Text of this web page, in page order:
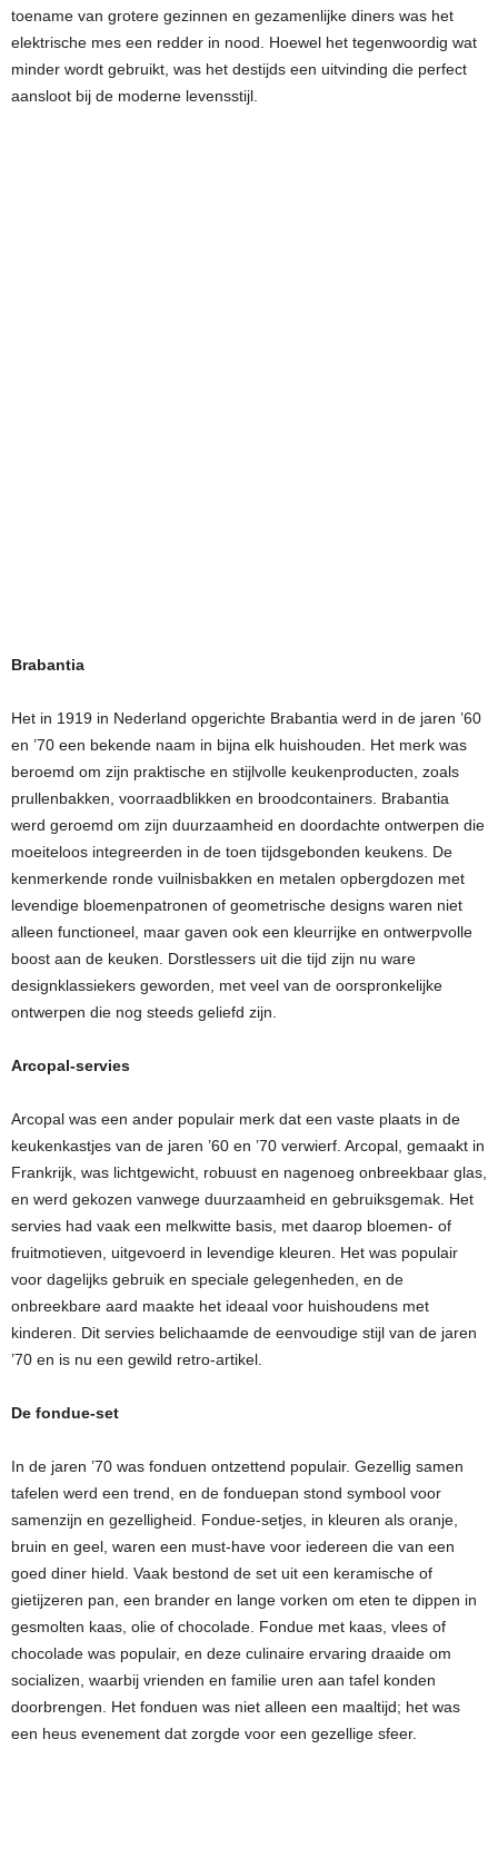
toename van grotere gezinnen en gezamenlijke diners was het
elektrische mes een redder in nood. Hoewel het tegenwoordig wat
minder wordt gebruikt, was het destijds een uitvinding die perfect
aansloot bij de moderne levensstijl.
Brabantia
Het in 1919 in Nederland opgerichte Brabantia werd in de jaren ’60
en ’70 een bekende naam in bijna elk huishouden. Het merk was
beroemd om zijn praktische en stijlvolle keukenproducten, zoals
prullenbakken, voorraadblikken en broodcontainers. Brabantia
werd geroemd om zijn duurzaamheid en doordachte ontwerpen die
moeiteloos integreerden in de toen tijdsgebonden keukens. De
kenmerkende ronde vuilnisbakken en metalen opbergdozen met
levendige bloemenpatronen of geometrische designs waren niet
alleen functioneel, maar gaven ook een kleurrijke en ontwerpvolle
boost aan de keuken. Dorstlessers uit die tijd zijn nu ware
designklassiekers geworden, met veel van de oorspronkelijke
ontwerpen die nog steeds geliefd zijn.
Arcopal-servies
Arcopal was een ander populair merk dat een vaste plaats in de
keukenkastjes van de jaren ’60 en ’70 verwierf. Arcopal, gemaakt in
Frankrijk, was lichtgewicht, robuust en nagenoeg onbreekbaar glas,
en werd gekozen vanwege duurzaamheid en gebruiksgemak. Het
servies had vaak een melkwitte basis, met daarop bloemen- of
fruitmotieven, uitgevoerd in levendige kleuren. Het was populair
voor dagelijks gebruik en speciale gelegenheden, en de
onbreekbare aard maakte het ideaal voor huishoudens met
kinderen. Dit servies belichaamde de eenvoudige stijl van de jaren
’70 en is nu een gewild retro-artikel.
De fondue-set
In de jaren ’70 was fonduen ontzettend populair. Gezellig samen
tafelen werd een trend, en de fonduepan stond symbool voor
samenzijn en gezelligheid. Fondue-setjes, in kleuren als oranje,
bruin en geel, waren een must-have voor iedereen die van een
goed diner hield. Vaak bestond de set uit een keramische of
gietijzeren pan, een brander en lange vorken om eten te dippen in
gesmolten kaas, olie of chocolade. Fondue met kaas, vlees of
chocolade was populair, en deze culinaire ervaring draaide om
socializen, waarbij vrienden en familie uren aan tafel konden
doorbrengen. Het fonduen was niet alleen een maaltijd; het was
een heus evenement dat zorgde voor een gezellige sfeer.